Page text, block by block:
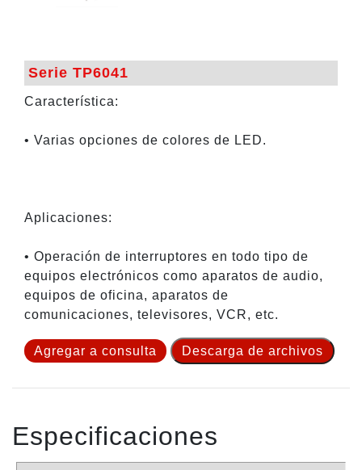
Serie TP6041
Característica:
• Varias opciones de colores de LED.
Aplicaciones:
• Operación de interruptores en todo tipo de
equipos electrónicos como aparatos de audio,
equipos de oficina, aparatos de
comunicaciones, televisores, VCR, etc.
Agregar a consulta Descarga de archivos
Especificaciones